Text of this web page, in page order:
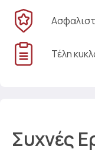
Τέλη
Συχνές